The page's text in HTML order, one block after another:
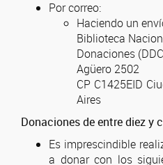
Por correo:
Haciendo un
Biblioteca
Donaciones
Agüero 2502
CP C1425EID
Aires
Donaciones de entre diez y
Es imprescindible
a donar con los